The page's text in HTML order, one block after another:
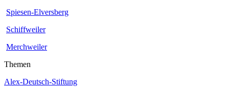
Spiesen-Elversberg
Schiffweiler
Merchweiler
Themen
Alex-Deutsch-Stiftung